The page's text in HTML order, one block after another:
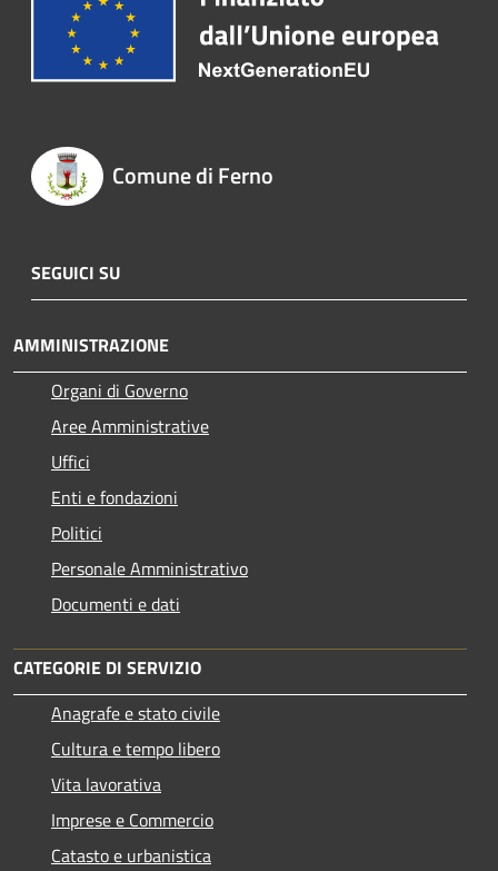
Comune di Ferno
SEGUICI SU
AMMINISTRAZIONE
Organi di Governo
Aree Amministrative
Uffici
Enti e fondazioni
Politici
Personale Amministrativo
Documenti e dati
CATEGORIE DI SERVIZIO
Anagrafe e stato civile
Cultura e tempo libero
Vita lavorativa
Imprese e Commercio
Catasto e urbanistica